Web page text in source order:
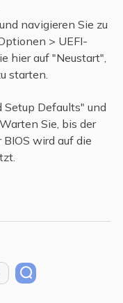
navigieren Sie zu
> UEFI-
hier auf "Neustart",
starten.
Defaults" und
Sie, bis der
wird auf die